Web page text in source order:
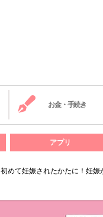
お金・手続き
アプリ
初めて妊娠されたかたに！妊娠